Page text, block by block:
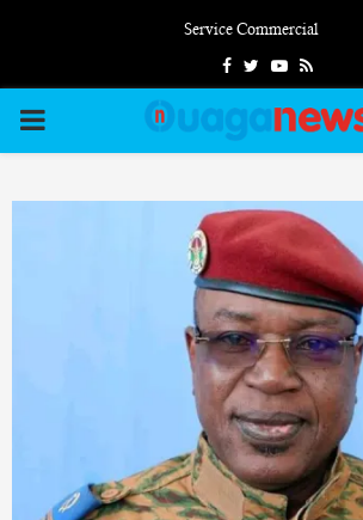
Service Commercial
FacebookTwitterYoutube
Rss
PRIMARY